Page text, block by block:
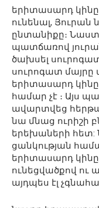
երիտասարդ
ունենալ, Յուրան
ընտանիքը։
պատճառով
ծախսել
սուրոգատ մայրը
երիտասարդ կինը
համար չէ ։ Այս
ավարտվեց
նա մնաց ուրիշի
երեխաների հետ:
ցանկության
երիտասարդ
ունեցվածքով ու
այդպես էլ